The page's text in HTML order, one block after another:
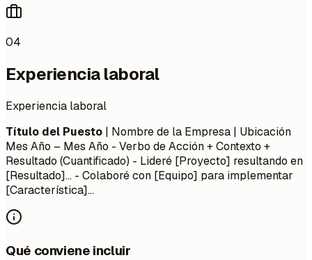
04
Experiencia laboral
Experiencia laboral
Título del Puesto | Nombre de la Empresa | Ubicación
Mes Año – Mes Año - Verbo de Acción + Contexto +
Resultado (Cuantificado) - Lideré [Proyecto] resultando en
[Resultado]... - Colaboré con [Equipo] para implementar
[Característica]...
Qué conviene incluir